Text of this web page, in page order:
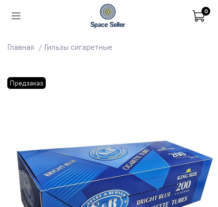
0
Главная Гильзы сигаретные
Предзаказ